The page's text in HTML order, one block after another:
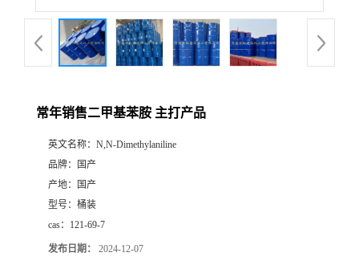
常年销售二甲基苯胺 主打产品
英文名称： N,N-Dimethylaniline
品牌：
国产
产地：
国产
型号： 桶装
cas： 121-69-7
发布日期： 2024-12-07